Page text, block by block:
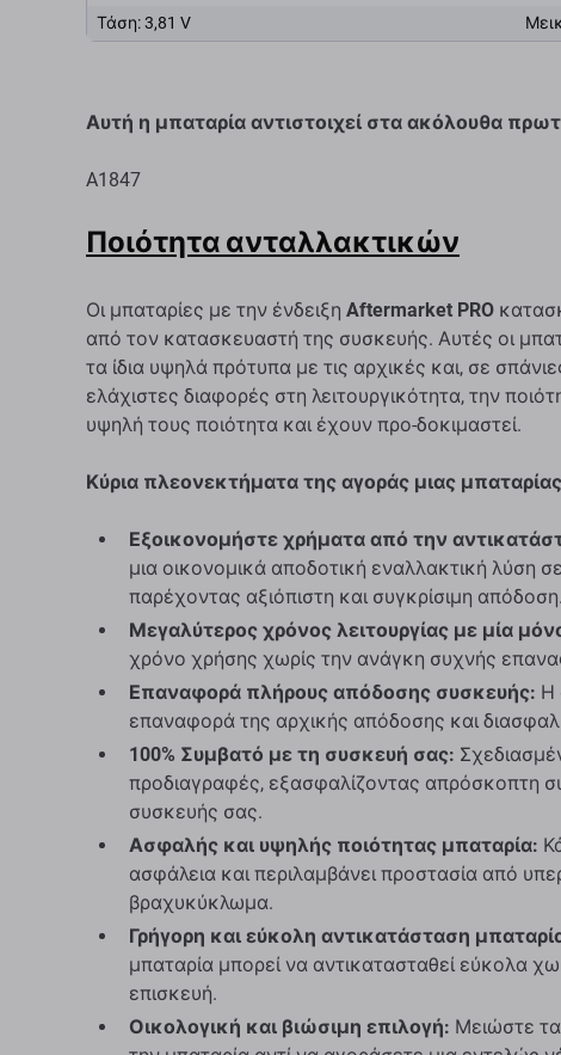
Τάση: 3,81 V
Αυτή η μπαταρία αντιστοιχεί στα ακόλουθα
A1847
Ποιότητα ανταλλακτικών
Οι μπαταρίες με την ένδειξη Aftermarket PRO
από τον κατασκευαστή της συσκευής. Αυτές οι
τα ίδια υψηλά πρότυπα με τις αρχικές και, σε
ελάχιστες διαφορές στη λειτουργικότητα, την
υψηλή τους ποιότητα και έχουν προ-δοκιμαστεί.
Κύρια πλεονεκτήματα της αγοράς μιας
Εξοικονομήστε χρήματα από την
μια οικονομικά αποδοτική εναλλακτική λύση
παρέχοντας αξιόπιστη και συγκρίσιμη απόδοση.
Μεγαλύτερος χρόνος λειτουργίας με μία
χρόνο χρήσης χωρίς την ανάγκη συχνής
Επαναφορά πλήρους απόδοσης συσκευής: Η
επαναφορά της αρχικής απόδοσης και
100% Συμβατό με τη συσκευή σας:
προδιαγραφές, εξασφαλίζοντας απρόσκοπτη
συσκευής σας.
Ασφαλής και υψηλής ποιότητας μπαταρία:
ασφάλεια και περιλαμβάνει προστασία από
βραχυκύκλωμα.
Γρήγορη και εύκολη αντικατάσταση
μπαταρία μπορεί να αντικατασταθεί εύκολα
επισκευή.
Οικολογική και βιώσιμη επιλογή: Μειώστε